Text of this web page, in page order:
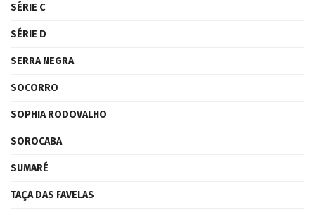
SÉRIE C
SÉRIE D
SERRA NEGRA
SOCORRO
SOPHIA RODOVALHO
SOROCABA
SUMARÉ
TAÇA DAS FAVELAS